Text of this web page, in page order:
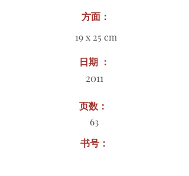
方面：
19 x 25 cm
日期 ：
2011
页数：
63
书号：